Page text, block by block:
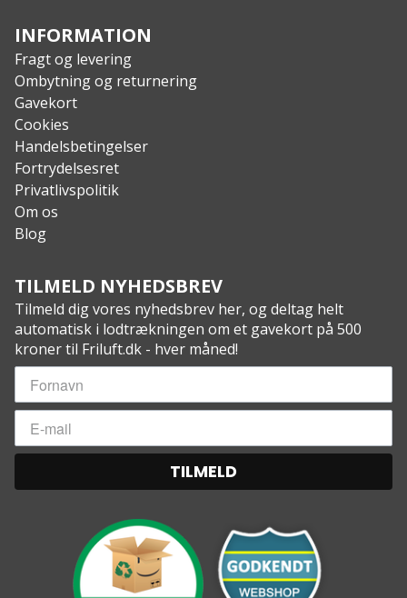
INFORMATION
Fragt og levering
Ombytning og returnering
Gavekort
Cookies
Handelsbetingelser
Fortrydelsesret
Privatlivspolitik
Om os
Blog
TILMELD NYHEDSBREV
Tilmeld dig vores nyhedsbrev her, og deltag helt
automatisk i lodtrækningen om et gavekort på 500
kroner til Friluft.dk - hver måned!
TILMELD